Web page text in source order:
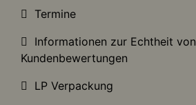
Termine
Informationen zur Echtheit von
Kundenbewertungen
LP Verpackung